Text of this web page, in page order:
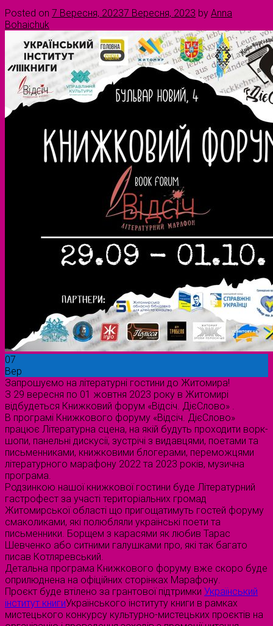
Posted on 7 Вересня, 20237 Вересня, 2023 by Anna
Bohaichuk
07
Вер
Запрошуємо на літературні гостини до Житомира!
З 29 вересня по 01 жовтня 2023 року в Житомирі
відбудеться Книжковий форум «Відсіч. ДієСлово» .
В програмі Книжкового форуму «Відсіч. ДієСлово»
працює Літературна сцена, на якій будуть проходити ворк-
шопи, панельні дискусії, зустрічі з видавцями, поетами та
письменниками, книжковими блогерами, переможцями
літературного марафону 2022 та 2023 років, музична
програма.
Родзинкою нашої книжкової гостини буде Літературний
гастрофест за участі територіальних громад
Житомирської області що пригощатимуть гостей форуму
смаколиками, які полюбляли українські поети та
письменники. Борщем з карасями як любив Тарас
Шевченко або ситними галушками про, які так багато
писав Котляревський.
Детальна програма Книжкового форуму вже скоро буде
оприлюднена на офіційних сторінках Марафону.
Проєкт буде втілено за грантової підтримки Український
інститут книгиУкраїнського інституту книги в рамках
мистецького конкурсу культурно-мистецьких проєктів на